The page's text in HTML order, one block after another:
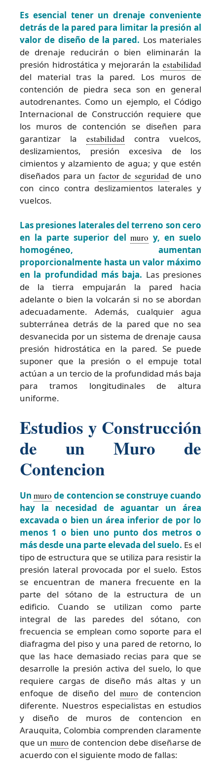
Es esencial tener un drenaje conveniente
detrás de la pared para limitar la presión al
valor de diseño de la pared. Los materiales
de drenaje reducirán o bien eliminarán la
presión hidrostática y mejorarán la estabilidad
del material tras la pared. Los muros de
contención de piedra seca son en general
autodrenantes. Como un ejemplo, el Código
Internacional de Construcción requiere que
los muros de contención se diseñen para
garantizar la estabilidad contra vuelcos,
deslizamientos, presión excesiva de los
cimientos y alzamiento de agua; y que estén
diseñados para unfactor de seguridad de uno
con cinco contra deslizamientos laterales y
vuelcos.
Las presiones laterales del terreno son cero
en la parte superior delmuro y, en suelo
homogéneo, aumentan
proporcionalmente hasta un valor máximo
en la profundidad más baja. Las presiones
de la tierra empujarán la pared hacia
adelante o bien la volcarán si no se abordan
adecuadamente. Además, cualquier agua
subterránea detrás de la pared que no sea
desvanecida por un sistema de drenaje causa
presión hidrostática en la pared. Se puede
suponer que la presión o el empuje total
actúan a un tercio de la profundidad más baja
para tramos longitudinales de altura
uniforme.
Estudios y Construcción
de un Muro de
Contencion
Unmuro de contencion se construye cuando
hay la necesidad de aguantar un área
excavada o bien un área inferior de por lo
menos 1 o bien uno punto dos metros o
más desde una parte elevada del suelo. Es el
tipo de estructura que se utiliza para resistir la
presión lateral provocada por el suelo. Estos
se encuentran de manera frecuente en la
parte del sótano de la estructura de un
edificio. Cuando se utilizan como parte
integral de las paredes del sótano, con
frecuencia se emplean como soporte para el
diafragma del piso y una pared de retorno, lo
que las hace demasiado recias para que se
desarrolle la presión activa del suelo, lo que
requiere cargas de diseño más altas y un
enfoque de diseño del muro de contencion
diferente. Nuestros especialistas en estudios
y diseño de muros de contencion en
Arauquita, Colombia comprenden claramente
que un muro de contencion debe diseñarse de
acuerdo con el siguiente modo de fallas: